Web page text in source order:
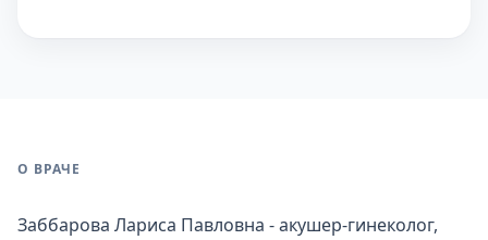
О ВРАЧЕ
Заббарова Лариса Павловна - акушер-гинеколог,